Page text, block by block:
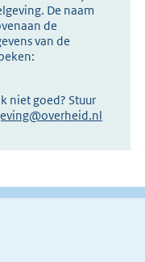
De naam
de
van de
niet goed? Stuur